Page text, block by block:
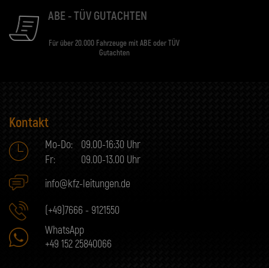
ABE - TÜV GUTACHTEN
Für über 20.000 Fahrzeuge mit ABE oder TÜV
Gutachten
Kontakt
Mo-Do:
09.00-16:30 Uhr
Fr:
09.00-13.00 Uhr
info@kfz-leitungen.de
(+49)7666 - 9121550
WhatsApp
+49 152 25840066